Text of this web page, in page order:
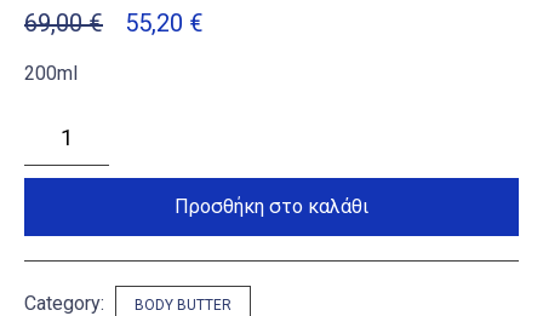
69,00€
Original
55,20 €
200ml
50+
Προσθήκη στο καλάθι
Category: BODY BUTTER